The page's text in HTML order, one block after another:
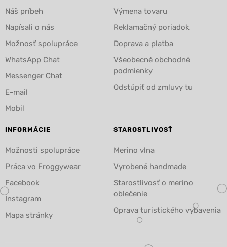
Náš príbeh
Napísali o nás
Možnosť spolupráce
WhatsApp Chat
Messenger Chat
E-mail
Mobil
Výmena tovaru
Reklamačný poriadok
Doprava a platba
Všeobecné obchodné
podmienky
Odstúpiť od zmluvy tu
INFORMÁCIE
Možnosti spolupráce
Práca vo Froggywear
Facebook
Instagram
Mapa stránky
STAROSTLIVOSŤ
Merino vlna
Vyrobené handmade
Starostlivosť o merino
oblečenie
Oprava turistického vybavenia